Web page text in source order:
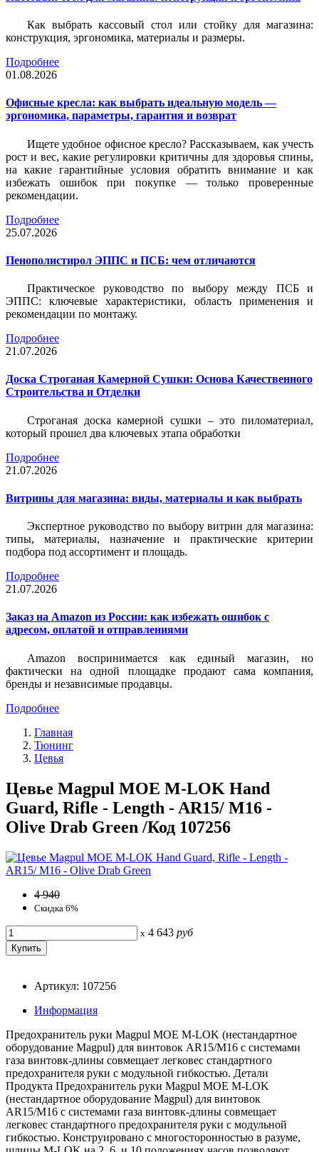
Как выбрать кассовый стол или стойку для магазина:
конструкция, эргономика, материалы и размеры.
Подробнее
01.08.2026
Офисные кресла: как выбрать идеальную модель —
эргономика, параметры, гарантия и возврат
Ищете удобное офисное кресло? Рассказываем, как учесть
рост и вес, какие регулировки критичны для здоровья спины,
на какие гарантийные условия обратить внимание и как
избежать ошибок при покупке — только проверенные
рекомендации.
Подробнее
25.07.2026
Пенополистирол ЭППС и ПСБ: чем отличаются
Практическое руководство по выбору между ПСБ и
ЭППС: ключевые характеристики, область применения и
рекомендации по монтажу.
Подробнее
21.07.2026
Доска Строганая Камерной Сушки: Основа Качественного
Строительства и Отделки
Строганая доска камерной сушки – это пиломатериал,
который прошел два ключевых этапа обработки
Подробнее
21.07.2026
Витрины для магазина: виды, материалы и как выбрать
Экспертное руководство по выбору витрин для магазина:
типы, материалы, назначение и практические критерии
подбора под ассортимент и площадь.
Подробнее
21.07.2026
Заказ на Amazon из России: как избежать ошибок с
адресом, оплатой и отправлениями
Amazon воспринимается как единый магазин, но
фактически на одной площадке продают сама компания,
бренды и независимые продавцы.
Подробнее
Главная
Тюнинг
Цевья
Цевье Magpul MOE M-LOK Hand
Guard, Rifle - Length - AR15/ M16 -
Olive Drab Green /Код 107256
4 940
Скидка 6%
x 4 643 руб
Артикул: 107256
Информация
Предохранитель руки Magpul MOE M-LOK (нестандартное
оборудование Magpul) для винтовок AR15/M16 с системами
газа винтовк-длины совмещает легковес стандартного
предохранителя руки с модульной гибкостью. Детали
Продукта Предохранитель руки Magpul MOE M-LOK
(нестандартное оборудование Magpul) для винтовок
AR15/M16 с системами газа винтовк-длины совмещает
легковес стандартного предохранителя руки с модульной
гибкостью. Конструировано с многосторонностью в разуме,